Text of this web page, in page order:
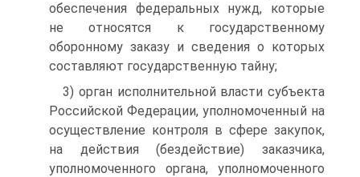
обеспечения федеральных нужд, которые
не относятся к государственному
оборонному заказу и сведения о которых
составляют государственную тайну;
3) орган исполнительной власти субъекта
Российской Федерации, уполномоченный на
осуществление контроля в сфере закупок,
на действия (бездействие) заказчика,
уполномоченного органа, уполномоченного